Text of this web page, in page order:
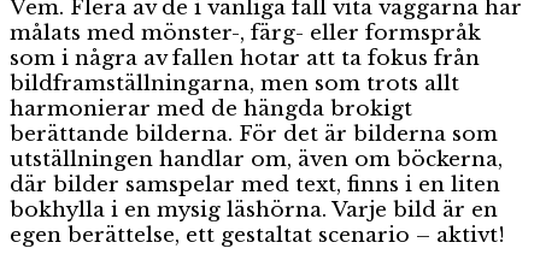
Vem. Flera av de i vanliga fall vita väggarna har
målats med mönster-, färg- eller formspråk
som i några av fallen hotar att ta fokus från
bildframställningarna, men som trots allt
harmonierar med de hängda brokigt
berättande bilderna. För det är bilderna som
utställningen handlar om, även om böckerna,
där bilder samspelar med text, finns i en liten
bokhylla i en mysig läshörna. Varje bild är en
egen berättelse, ett gestaltat scenario – aktivt!